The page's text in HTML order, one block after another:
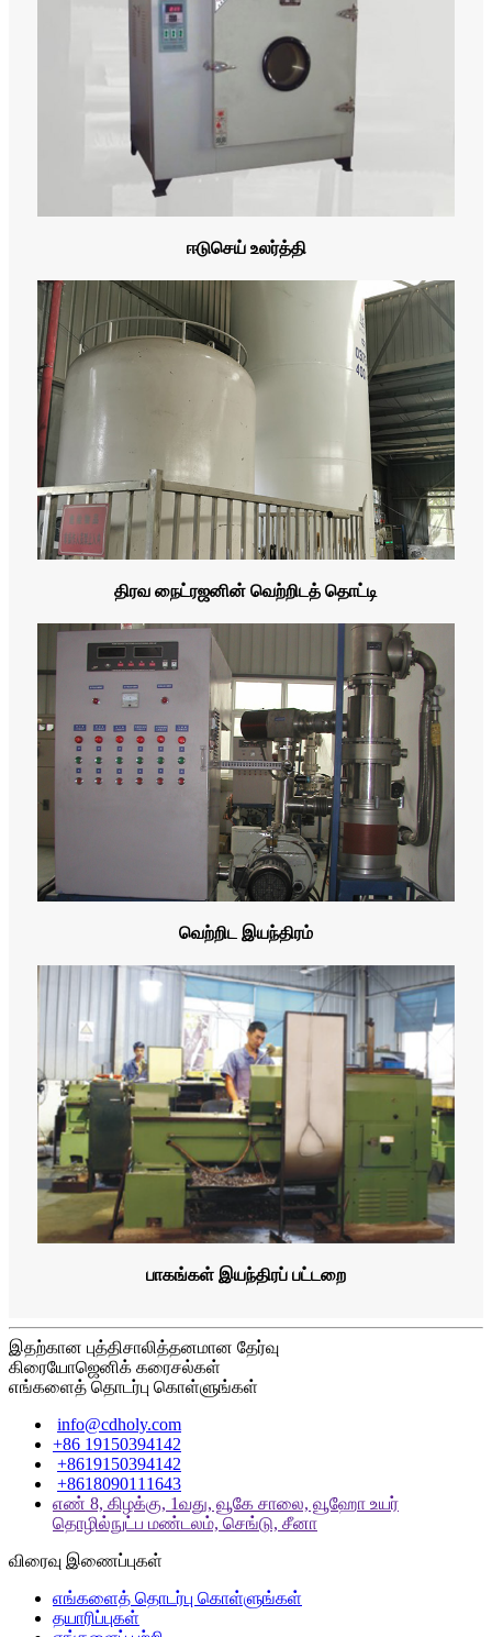
ஈடுசெய் உலர்த்தி
திரவ நைட்ரஜனின் வெற்றிடத் தொட்டி
வெற்றிட இயந்திரம்
பாகங்கள் இயந்திரப் பட்டறை
இதற்கான புத்திசாலித்தனமான தேர்வு
கிரையோஜெனிக் கரைசல்கள்
எங்களைத் தொடர்பு கொள்ளுங்கள்
info@cdholy.com
+86 19150394142
+8619150394142
+8618090111643
எண் 8, கிழக்கு, 1வது, வூகே சாலை, வூஹோ உயர்
தொழில்நுட்ப மண்டலம், செங்டு, சீனா
விரைவு இணைப்புகள்
எங்களைத் தொடர்பு கொள்ளுங்கள்
தயாரிப்புகள்